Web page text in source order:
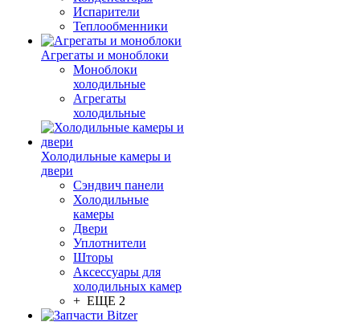
Испарители
Теплообменники
Агрегаты и моноблоки
Моноблоки
холодильные
Агрегаты
холодильные
Холодильные камеры и
двери
Сэндвич панели
Холодильные
камеры
Двери
Уплотнители
Шторы
Аксессуары для
холодильных камер
+ ЕЩЕ 2